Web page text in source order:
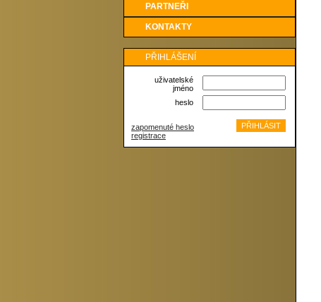
PARTNEŘI
KONTAKTY
PŘIHLÁŠENÍ
uživatelské
jméno
heslo
zapomenuté heslo
registrace